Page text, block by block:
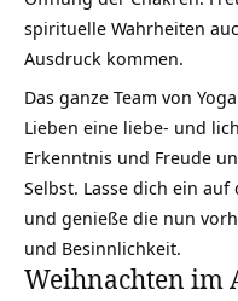
spirituelle Wahrheiten
Ausdruck kommen.
Das ganze Team von
Lieben eine liebe- und
Erkenntnis und Freude
Selbst. Lasse dich ein
und genieße die nun
und Besinnlichkeit.
Weihnachten im